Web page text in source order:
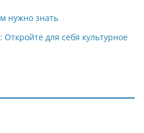
нужно знать
для себя культурное